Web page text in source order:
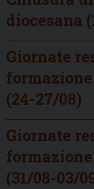
diocesana
Giornate
(24-27/08)
Giornate
(31/08-03/